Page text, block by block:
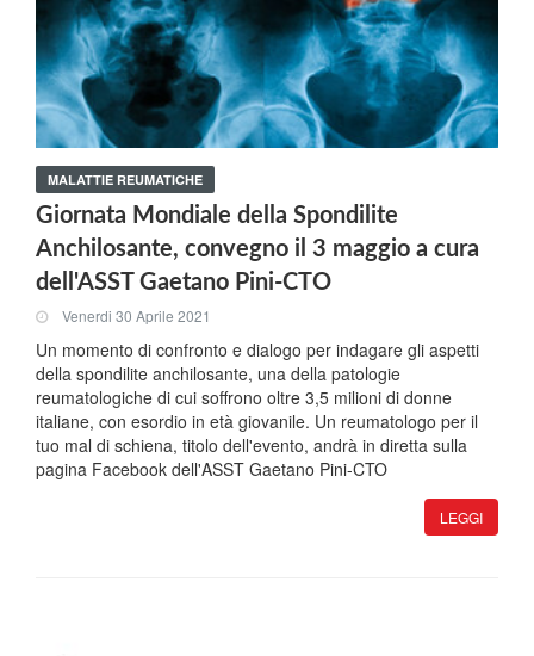
MALATTIE REUMATICHE
Giornata Mondiale della Spondilite
Anchilosante, convegno il 3 maggio a cura
dell'ASST Gaetano Pini-CTO
Venerdi 30 Aprile 2021
Un momento di confronto e dialogo per indagare gli aspetti
della spondilite anchilosante, una della patologie
reumatologiche di cui soffrono oltre 3,5 milioni di donne
italiane, con esordio in età giovanile. Un reumatologo per il
tuo mal di schiena, titolo dell'evento, andrà in diretta sulla
pagina Facebook dell'ASST Gaetano Pini-CTO
LEGGI